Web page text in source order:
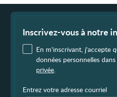
Inscrivez-vous à notre
En m'inscrivant, j'accepte
données personnelles dans
privée
Entrez votre adresse courriel